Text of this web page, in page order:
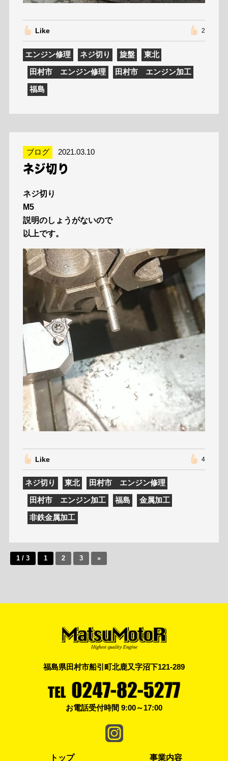
Like 2
エンジン修理 ネジ切り 旋盤 東北
田村市 エンジン修理 田村市 エンジン加工
福島
ブログ 2021.03.10
ネジ切り
ネジ切り
M5
説明のしょうがないので
以上です。
Like 4
ネジ切り 東北 田村市 エンジン修理
田村市 エンジン加工 福島 金属加工
非鉄金属加工
1 / 3 1 2 3 »
福島県田村市船引町北鹿又字沼下121-289
お電話受付時間 9:00～17:00
トップ 事業内容